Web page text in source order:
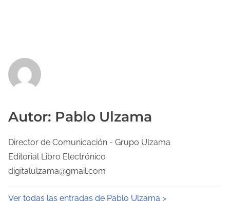
Autor: Pablo Ulzama
Director de Comunicación - Grupo Ulzama
Editorial Libro Electrónico
digitalulzama@gmail.com
Ver todas las entradas de Pablo Ulzama >